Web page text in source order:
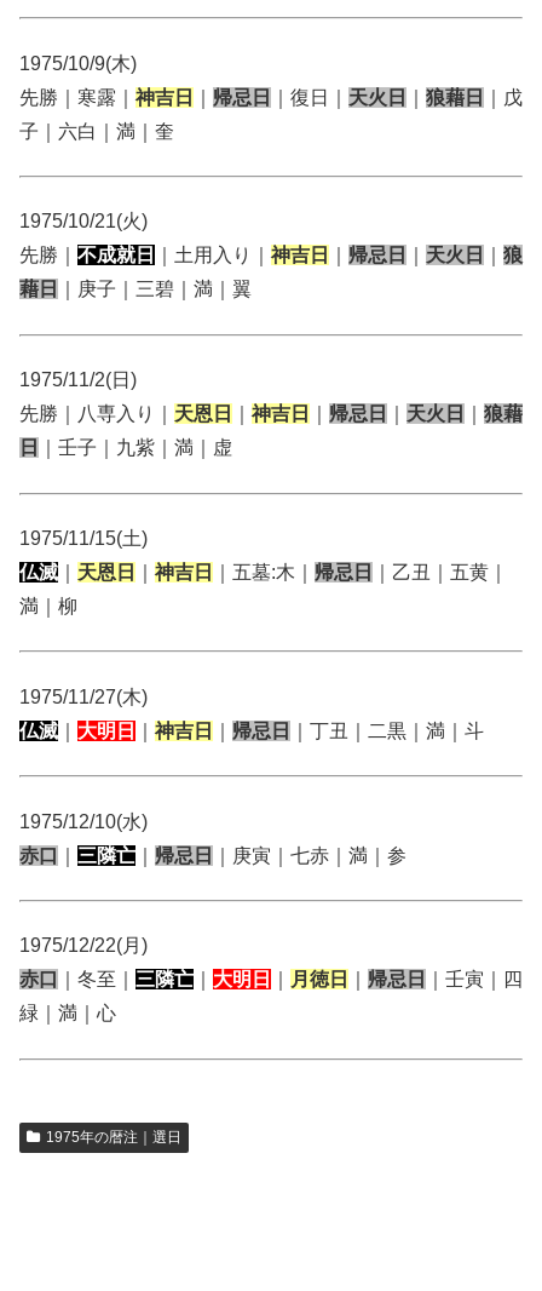
1975/10/9(木)
先勝｜寒露｜ 神吉日 帰忌日 ｜復日｜ 天火日 狼藉日
｜戊
子｜六白｜満｜奎
1975/10/21(火)
先勝｜ 不成就日 ｜土用入り｜ 神吉日 帰忌日 天火日
狼
藉日
｜庚子｜三碧｜満｜翼
1975/11/2(日)
先勝｜八専入り｜ 天恩日 神吉日 帰忌日 天火日
狼藉
日
｜壬子｜九紫｜満｜虚
1975/11/15(土)
仏滅
天恩日 神吉日 ｜五墓:木｜ 帰忌日
｜乙丑｜五黄｜
満｜柳
1975/11/27(木)
仏滅
大明日 神吉日 帰忌日 ｜丁丑｜二黒｜満｜斗
1975/12/10(水)
赤口
三隣亡 帰忌日 ｜庚寅｜七赤｜満｜参
1975/12/22(月)
赤口
｜冬至｜ 三隣亡 大明日 月徳日 帰忌日
｜壬寅｜四
緑｜満｜心
1975年の暦注｜選日